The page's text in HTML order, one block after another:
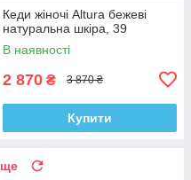
Кеди жіночі Altura бежеві
натуральна шкіра, 39
В наявності
2 870 ₴ 3 870 ₴
Купити
ще